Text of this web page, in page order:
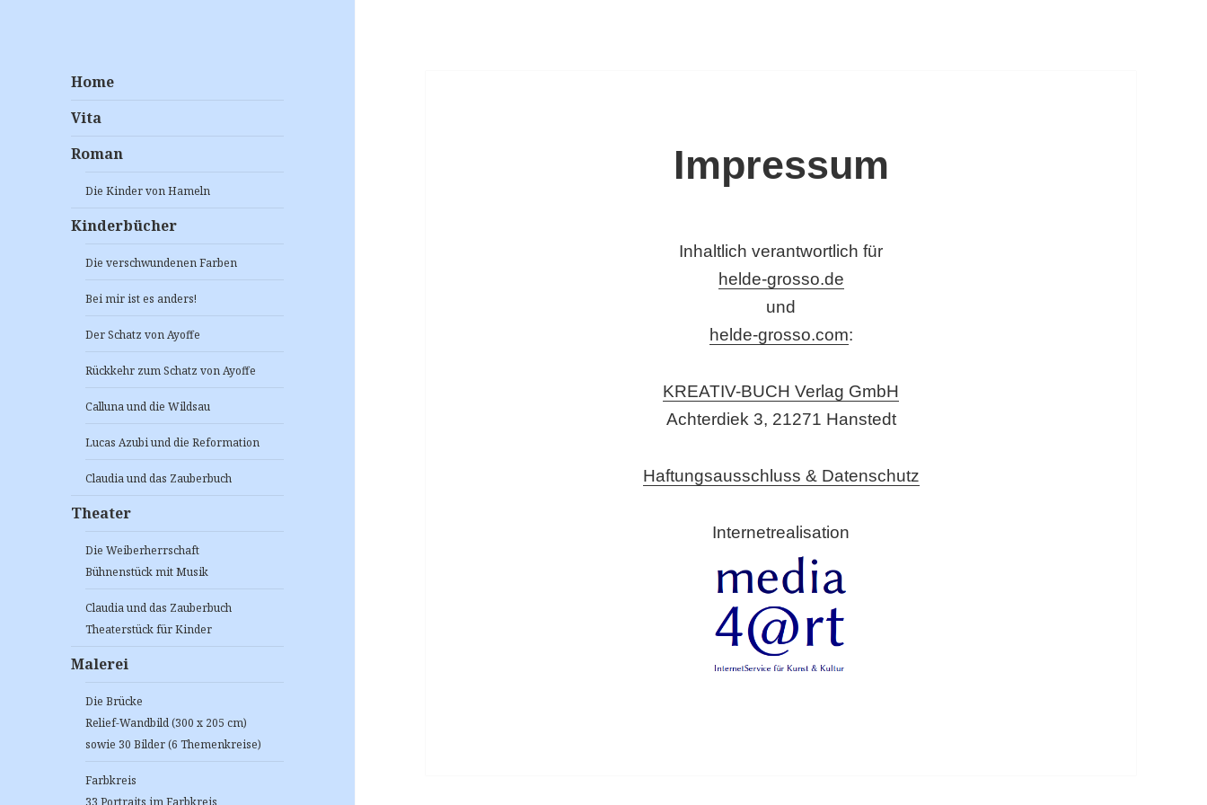
Helde Grosso
Autor – Maler – Grafiker
Home
Vita
Roman
Die Kinder von Hameln
Kinderbücher
Die verschwundenen Farben
Bei mir ist es anders!
Der Schatz von Ayoffe
Rückkehr zum Schatz von Ayoffe
Calluna und die Wildsau
Lucas Azubi und die Reformation
Claudia und das Zauberbuch
Theater
Die Weiberherrschaft
Bühnenstück mit Musik
Claudia und das Zauberbuch
Theaterstück für Kinder
Malerei
Die Brücke
Relief-Wandbild (300 x 205 cm)
sowie 30 Bilder (6 Themenkreise)
Farbkreis
33 Portraits im Farbkreis
Impressum
Inhaltlich verantwortlich für
helde-grosso.de
und
helde-grosso.com:
KREATIV-BUCH Verlag GmbH
Achterdiek 3, 21271 Hanstedt
Haftungsausschluss & Datenschutz
Internetrealisation